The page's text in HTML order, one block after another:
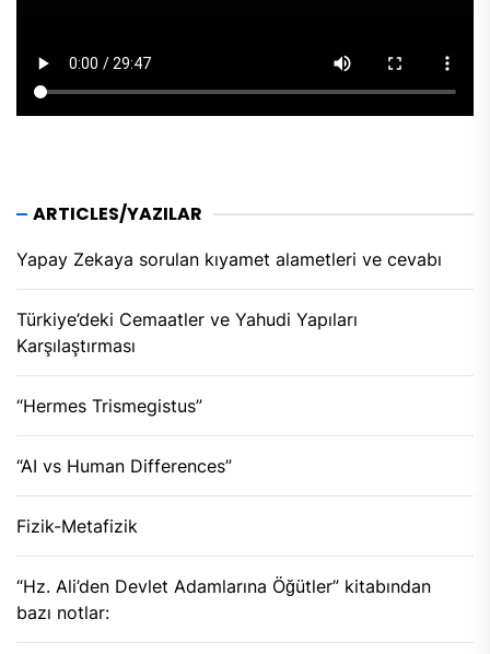
ARTICLES/YAZILAR
Yapay Zekaya sorulan kıyamet alametleri ve cevabı
Türkiye’deki Cemaatler ve Yahudi Yapıları
Karşılaştırması
“Hermes Trismegistus”
“AI vs Human Differences”
Fizik-Metafizik
“Hz. Ali’den Devlet Adamlarına Öğütler” kitabından
bazı notlar: